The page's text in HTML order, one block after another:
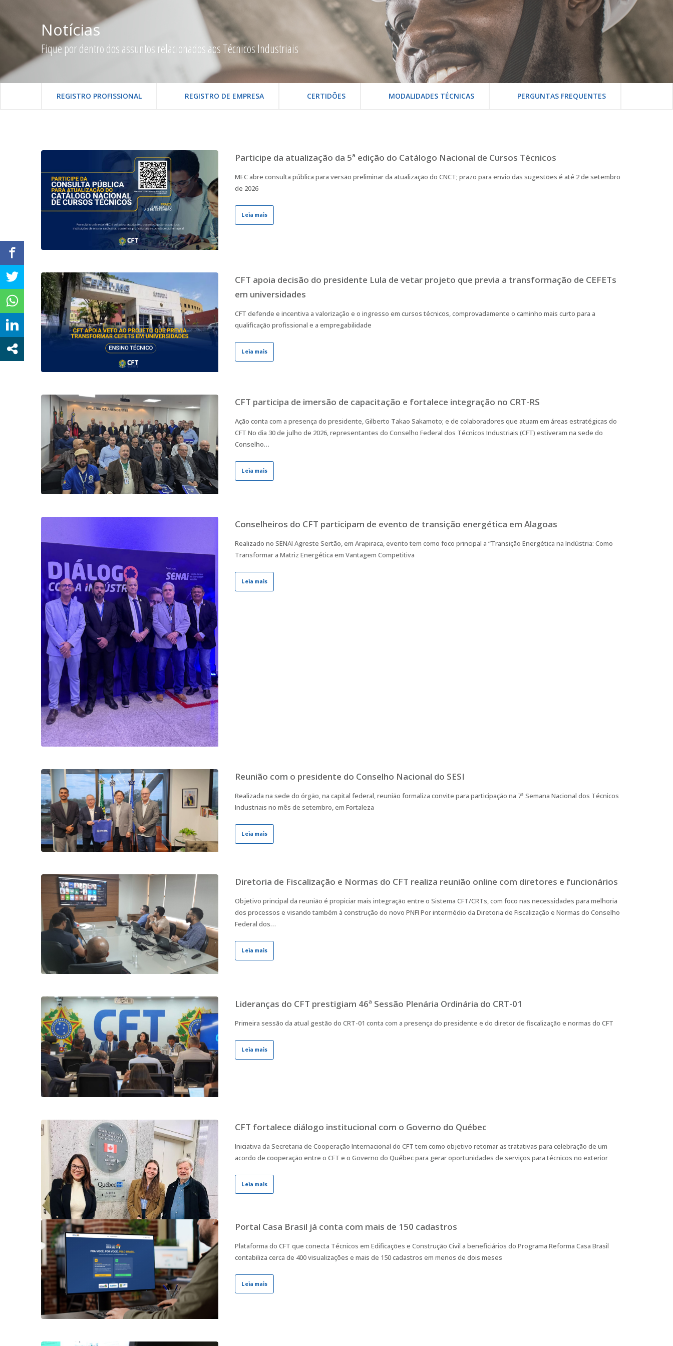
Notícias
Fique por dentro dos assuntos relacionados aos Técnicos Industriais
REGISTRO PROFISSIONAL REGISTRO DE EMPRESA CERTIDÕES MODALIDADES TÉCNICAS PERGUNTAS FREQUENTES
Participe da atualização da 5ª edição do Catálogo Nacional de Cursos Técnicos
MEC abre consulta pública para versão preliminar da atualização do CNCT; prazo para envio das sugestões é até 2 de setembro
de 2026
Leia mais
CFT apoia decisão do presidente Lula de vetar projeto que previa a transformação de CEFETs
em universidades
CFT defende e incentiva a valorização e o ingresso em cursos técnicos, comprovadamente o caminho mais curto para a
qualificação profissional e a empregabilidade
Leia mais
CFT participa de imersão de capacitação e fortalece integração no CRT-RS
Ação conta com a presença do presidente, Gilberto Takao Sakamoto; e de colaboradores que atuam em áreas estratégicas do
CFT No dia 30 de julho de 2026, representantes do Conselho Federal dos Técnicos Industriais (CFT) estiveram na sede do
Conselho…
Leia mais
Conselheiros do CFT participam de evento de transição energética em Alagoas
Realizado no SENAI Agreste Sertão, em Arapiraca, evento tem como foco principal a “Transição Energética na Indústria: Como
Transformar a Matriz Energética em Vantagem Competitiva
Leia mais
Reunião com o presidente do Conselho Nacional do SESI
Realizada na sede do órgão, na capital federal, reunião formaliza convite para participação na 7ª Semana Nacional dos Técnicos
Industriais no mês de setembro, em Fortaleza
Leia mais
Diretoria de Fiscalização e Normas do CFT realiza reunião online com diretores e funcionários
Objetivo principal da reunião é propiciar mais integração entre o Sistema CFT/CRTs, com foco nas necessidades para melhoria
dos processos e visando também à construção do novo PNFI Por intermédio da Diretoria de Fiscalização e Normas do Conselho
Federal dos…
Leia mais
Lideranças do CFT prestigiam 46ª Sessão Plenária Ordinária do CRT-01
Primeira sessão da atual gestão do CRT-01 conta com a presença do presidente e do diretor de fiscalização e normas do CFT
Leia mais
CFT fortalece diálogo institucional com o Governo do Québec
Iniciativa da Secretaria de Cooperação Internacional do CFT tem como objetivo retomar as tratativas para celebração de um
acordo de cooperação entre o CFT e o Governo do Québec para gerar oportunidades de serviços para técnicos no exterior
Leia mais
Portal Casa Brasil já conta com mais de 150 cadastros
Plataforma do CFT que conecta Técnicos em Edificações e Construção Civil a beneficiários do Programa Reforma Casa Brasil
contabiliza cerca de 400 visualizações e mais de 150 cadastros em menos de dois meses
Leia mais